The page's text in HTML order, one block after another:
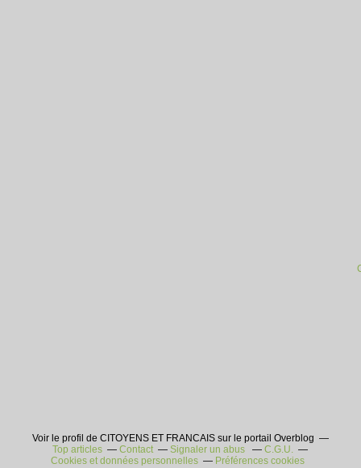
Voir le profil de CITOYENS ET FRANCAIS sur le portail Overblog
Top articles
Contact Signaler un abus
C.G.U.
Cookies et données personnelles
Préférences cookies